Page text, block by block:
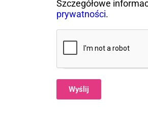
Szczegółowe
prywatności.
Wyślij